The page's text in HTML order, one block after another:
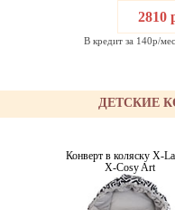
2810
В кредит за 140р/мес
ДЕТСКИЕ
Конверт в коляску X-
X-Cosy Art